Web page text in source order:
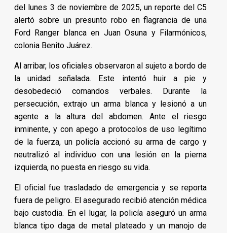
del lunes 3 de noviembre de 2025, un reporte del C5
alertó sobre un presunto robo en flagrancia de una
Ford Ranger blanca en Juan Osuna y Filarmónicos,
colonia Benito Juárez.
Al arribar, los oficiales observaron al sujeto a bordo de
la unidad señalada. Este intentó huir a pie y
desobedeció comandos verbales. Durante la
persecución, extrajo un arma blanca y lesionó a un
agente a la altura del abdomen. Ante el riesgo
inminente, y con apego a protocolos de uso legítimo
de la fuerza, un policía accionó su arma de cargo y
neutralizó al individuo con una lesión en la pierna
izquierda, no puesta en riesgo su vida.
El oficial fue trasladado de emergencia y se reporta
fuera de peligro. El asegurado recibió atención médica
bajo custodia. En el lugar, la policía aseguró un arma
blanca tipo daga de metal plateado y un manojo de